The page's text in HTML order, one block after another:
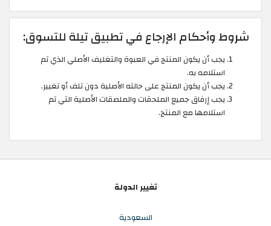
شروط وأحكام الإرجاع في تطبيق تيلة للتسوق:
يجب أن يكون المنتج في العبوة والتغليف الأصلي الذي تم
استلامه به.
يجب أن يكون المنتج على حالته الأصلية دون تلف أو تغيير.
يجب إرفاق جميع الملحقات والملصقات الأصلية التي تم
استلامها مع المنتج.
تغيير الدولة
السعودية